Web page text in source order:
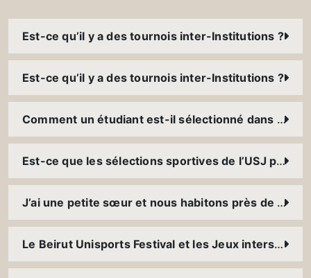
Est-ce qu’il y a des tournois inter-Institutions ?
Est-ce qu’il y a des tournois inter-Institutions ?
Comment un étudiant est-il sélectionné dans une sélection sportive ?
Est-ce que les sélections sportives de l’USJ participent à des tournois à l’international ?
J’ai une petite sœur et nous habitons près de l’USJ, est-ce qu’il y a des programmes d’entraînements et de compétitions pour les enfants ?
Le Beirut Unisports Festival et les Jeux interscolaires de l’USJ ; comment vivre l’expérience ?